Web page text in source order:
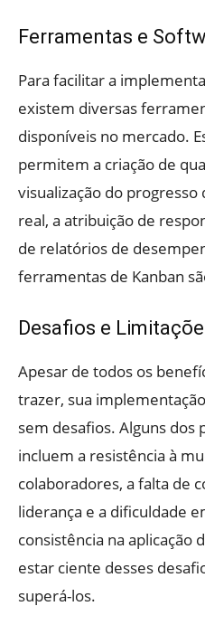
Ferramentas e
Para facilitar a
existem diversas
disponíveis no mercado.
permitem a criação de
visualização do
real, a atribuição de
de relatórios de
ferramentas de Kanban
Desafios e
Apesar de todos os
trazer, sua
sem desafios. Alguns dos
incluem a resistência à
colaboradores, a falta de
liderança e a dificuldade
consistência na aplicação
estar ciente desses
superá-los.